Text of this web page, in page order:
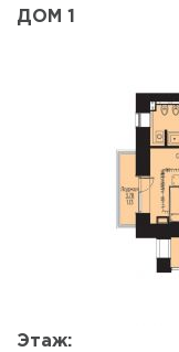
ДОМ 1
Этаж: